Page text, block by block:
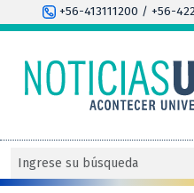
+56-413111200 / +56-